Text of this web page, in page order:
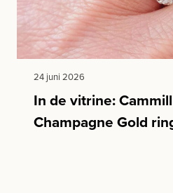
24 juni 2026
In de vitrine:
Champagne Gold